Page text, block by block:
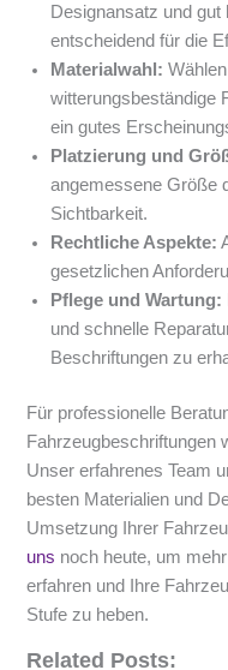
Designansatz und gut
entscheidend für die
Materialwahl:
witterungsbeständige
ein gutes
Platzierung und
angemessene Größe
Sichtbarkeit.
Rechtliche Aspekte:
gesetzlichen
Pflege und Wartung:
und schnelle
Beschriftungen zu
Für professionelle
Fahrzeugbeschriftungen
Unser erfahrenes Team
besten Materialien und
Umsetzung Ihrer
uns noch heute, um
erfahren und Ihre
Stufe zu heben.
Related Posts: